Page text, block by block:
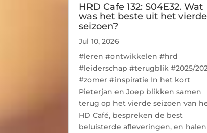
HRD Cafe 132: S04E32. Wat
was het beste uit het vierde
seizoen?
Jul 10, 2026
#leren #ontwikkelen #hrd
#leiderschap #terugblik #2025/
#zomer #inspiratie In het kort
Pieterjan en Joep blikken samen
terug op het vierde seizoen van
HD Café, bespreken de best
beluisterde afleveringen, en halen